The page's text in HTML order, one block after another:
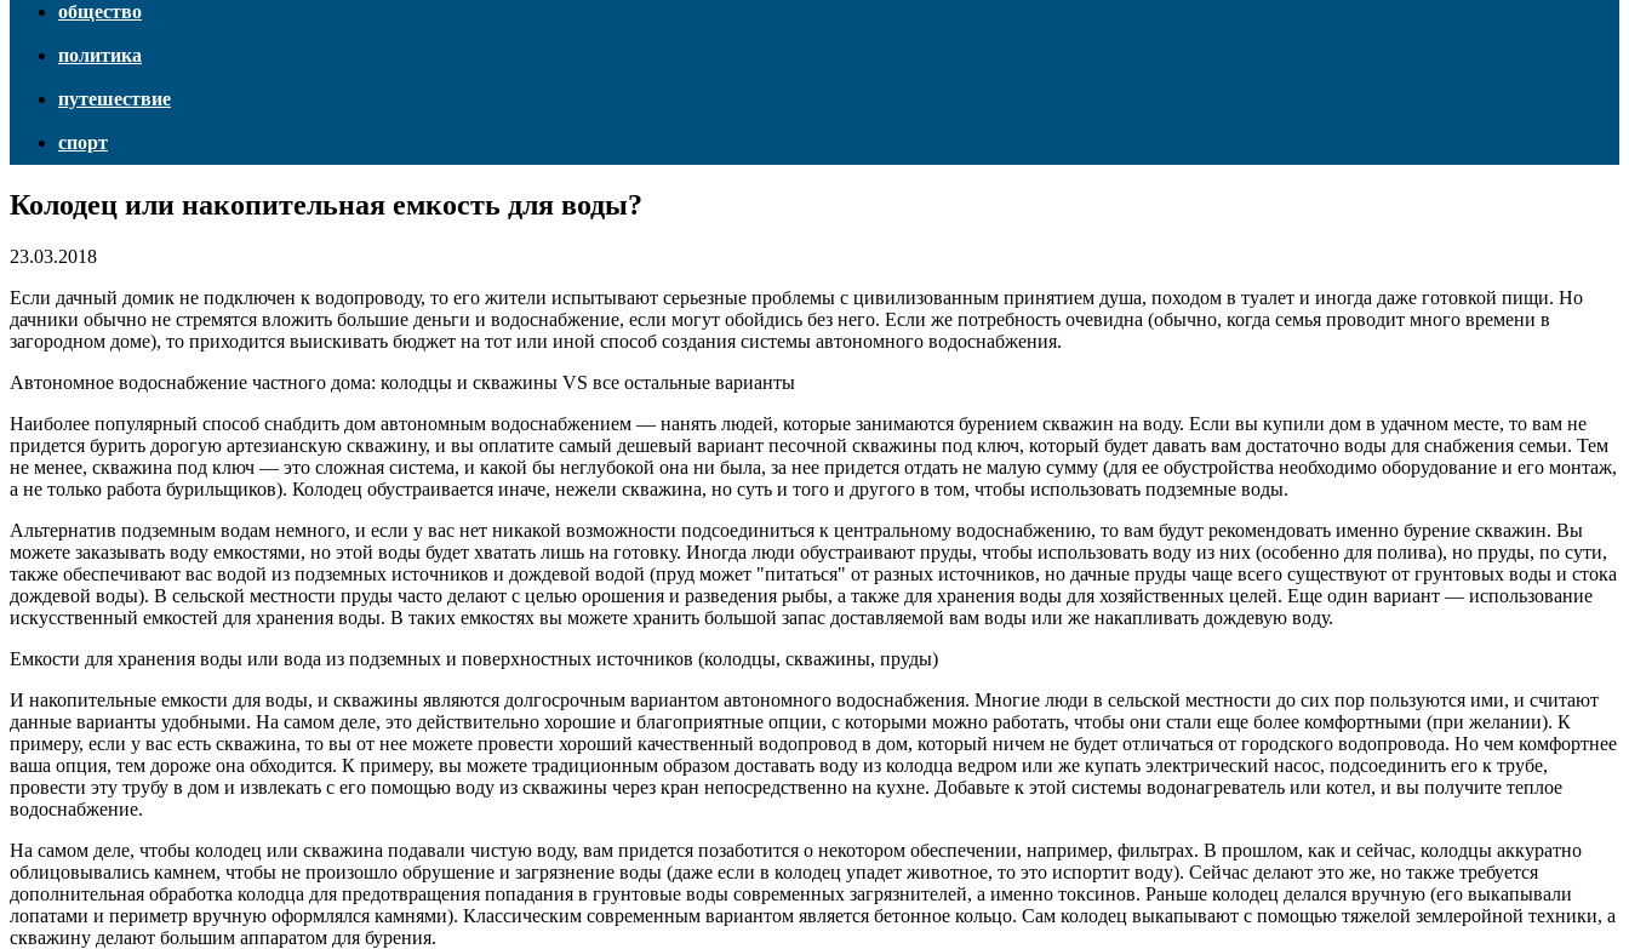
общество
политика
путешествие
спорт
Колодец или накопительная емкость для воды?
23.03.2018
Если дачный домик не подключен к водопроводу, то его жители испытывают серьезные проблемы с цивилизованным принятием душа, походом в туалет и иногда даже готовкой пищи. Но
дачники обычно не стремятся вложить большие деньги и водоснабжение, если могут обойдись без него. Если же потребность очевидна (обычно, когда семья проводит много времени в
загородном доме), то приходится выискивать бюджет на тот или иной способ создания системы автономного водоснабжения.
Автономное водоснабжение частного дома: колодцы и скважины VS все остальные варианты
Наиболее популярный способ снабдить дом автономным водоснабжением — нанять людей, которые занимаются бурением скважин на воду. Если вы купили дом в удачном месте, то вам не
придется бурить дорогую артезианскую скважину, и вы оплатите самый дешевый вариант песочной скважины под ключ, который будет давать вам достаточно воды для снабжения семьи. Тем
не менее, скважина под ключ — это сложная система, и какой бы неглубокой она ни была, за нее придется отдать не малую сумму (для ее обустройства необходимо оборудование и его монтаж,
а не только работа бурильщиков). Колодец обустраивается иначе, нежели скважина, но суть и того и другого в том, чтобы использовать подземные воды.
Альтернатив подземным водам немного, и если у вас нет никакой возможности подсоединиться к центральному водоснабжению, то вам будут рекомендовать именно бурение скважин. Вы
можете заказывать воду емкостями, но этой воды будет хватать лишь на готовку. Иногда люди обустраивают пруды, чтобы использовать воду из них (особенно для полива), но пруды, по сути,
также обеспечивают вас водой из подземных источников и дождевой водой (пруд может "питаться" от разных источников, но дачные пруды чаще всего существуют от грунтовых воды и стока
дождевой воды). В сельской местности пруды часто делают с целью орошения и разведения рыбы, а также для хранения воды для хозяйственных целей. Еще один вариант — использование
искусственный емкостей для хранения воды. В таких емкостях вы можете хранить большой запас доставляемой вам воды или же накапливать дождевую воду.
Емкости для хранения воды или вода из подземных и поверхностных источников (колодцы, скважины, пруды)
И накопительные емкости для воды, и скважины являются долгосрочным вариантом автономного водоснабжения. Многие люди в сельской местности до сих пор пользуются ими, и считают
данные варианты удобными. На самом деле, это действительно хорошие и благоприятные опции, с которыми можно работать, чтобы они стали еще более комфортными (при желании). К
примеру, если у вас есть скважина, то вы от нее можете провести хороший качественный водопровод в дом, который ничем не будет отличаться от городского водопровода. Но чем комфортнее
ваша опция, тем дороже она обходится. К примеру, вы можете традиционным образом доставать воду из колодца ведром или же купать электрический насос, подсоединить его к трубе,
провести эту трубу в дом и извлекать с его помощью воду из скважины через кран непосредственно на кухне. Добавьте к этой системы водонагреватель или котел, и вы получите теплое
водоснабжение.
На самом деле, чтобы колодец или скважина подавали чистую воду, вам придется позаботится о некотором обеспечении, например, фильтрах. В прошлом, как и сейчас, колодцы аккуратно
облицовывались камнем, чтобы не произошло обрушение и загрязнение воды (даже если в колодец упадет животное, то это испортит воду). Сейчас делают это же, но также требуется
дополнительная обработка колодца для предотвращения попадания в грунтовые воды современных загрязнителей, а именно токсинов. Раньше колодец делался вручную (его выкапывали
лопатами и периметр вручную оформлялся камнями). Классическим современным вариантом является бетонное кольцо. Сам колодец выкапывают с помощью тяжелой землеройной техники, а
скважину делают большим аппаратом для бурения.